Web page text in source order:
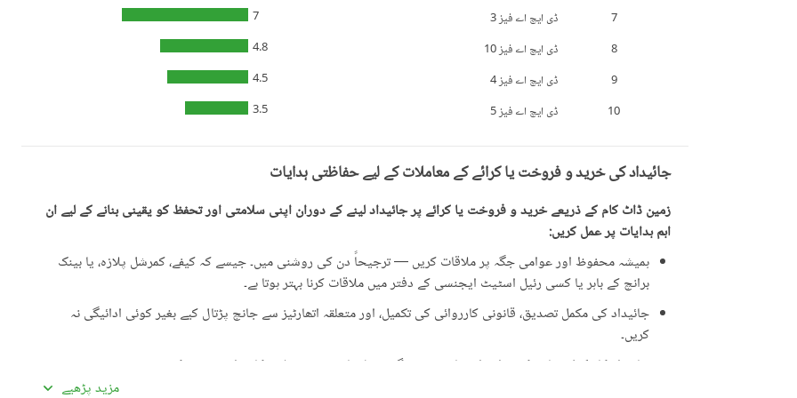
7
ڈی ایچ اے فیز 3 7
8
ڈی ایچ اے فیز 10 4.8
9
ڈی ایچ اے فیز 4 4.5
10
ڈی ایچ اے فیز 5 3.5
جائیداد کی خرید و فروخت یا کرائے کے معاملات کے لیے حفاظتی ہدایات
زمین ڈاٹ کام کے ذریعے خرید و فروخت یا کرائے پر جائیداد لینے کے دوران اپنی سلامتی اور تحفظ کو یقینی بنانے کے لیے ان
اہم ہدایات پر عمل کریں:
ہمیشہ محفوظ اور عوامی جگہ پر ملاقات کریں — ترجیحاً دن کی روشنی میں۔ جیسے کہ کیفے، کمرشل پلازہ، یا بینک
برانچ کے باہر یا کسی رئیل اسٹیٹ ایجنسی کے دفتر میں ملاقات کرنا بہتر ہوتا ہے۔
جائیداد کی مکمل تصدیق، قانونی کارروائی کی تکمیل، اور متعلقہ اتھارٹیز سے جانچ پڑتال کیے بغیر کوئی ادائیگی نہ
کریں۔
جائیداد کا مکمل معائنہ کریں اور اشتہار میں دی گئی معلومات سے تفصیلات کا موازنہ ضرور کریں۔
مزید پڑھیے